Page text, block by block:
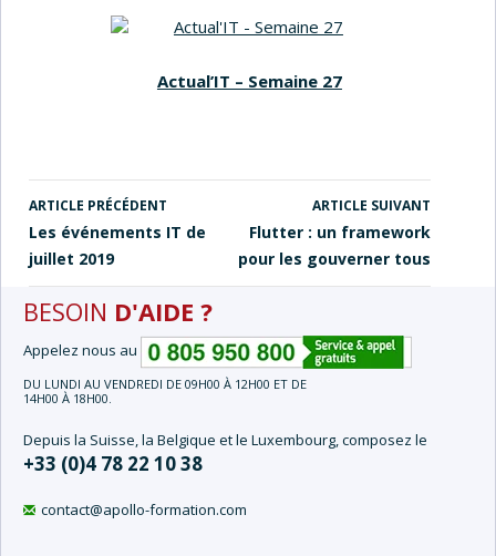
Actual’IT – Semaine 27
NAVIGATION
DES
ARTICLES
ARTICLE PRÉCÉDENT
Les événements IT de
juillet 2019
ARTICLE SUIVANT
Flutter : un framework
pour les gouverner tous
BESOIN D'AIDE ?
Appelez nous au
DU LUNDI AU VENDREDI DE 09H00 À 12H00 ET DE
14H00 À 18H00.
Depuis la Suisse, la Belgique et le Luxembourg, composez le
+33 (0)4 78 22 10 38
contact@apollo-formation.com